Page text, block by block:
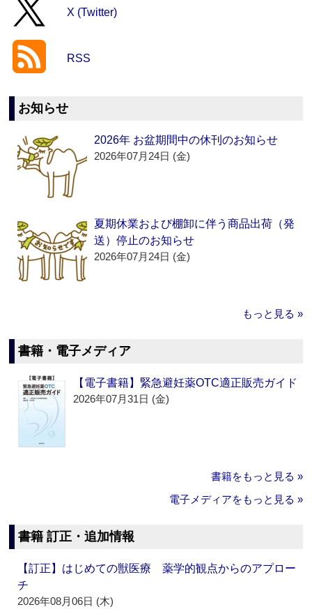
X (Twitter)
RSS
お知らせ
2026年 お盆期間中の休刊のお知らせ
2026年07月24日 (金)
夏期休業および棚卸に伴う商品出荷（発
送）停止のお知らせ
2026年07月24日 (金)
もっと見る »
書籍・電子メディア
【電子書籍】緊急避妊薬OTC適正販売ガイド
2026年07月31日 (金)
書籍をもっと見る »
電子メディアをもっと見る »
書籍 訂正・追加情報
【訂正】はじめての獣医療 薬学的観点からのアプロー
チ
2026年08月06日 (木)